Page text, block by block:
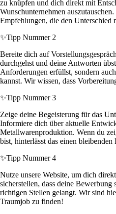
zu knüpfen und dich direkt mit
Wunschunternehmen
Empfehlungen, die den Unterschied
✨Tipp Nummer 2
Bereite dich auf
durchgehst und deine Antworten
Anforderungen erfüllst, sondern
kannst. Wir wissen, dass
✨Tipp Nummer 3
Zeige deine Begeisterung für das
Informiere dich über aktuelle
Metallwarenproduktion. Wenn du
bist, hinterlässt das einen bleibenden
✨Tipp Nummer 4
Nutze unsere Website, um dich
sicherstellen, dass deine
richtigen Stellen gelangt. Wir sind
Traumjob zu finden!